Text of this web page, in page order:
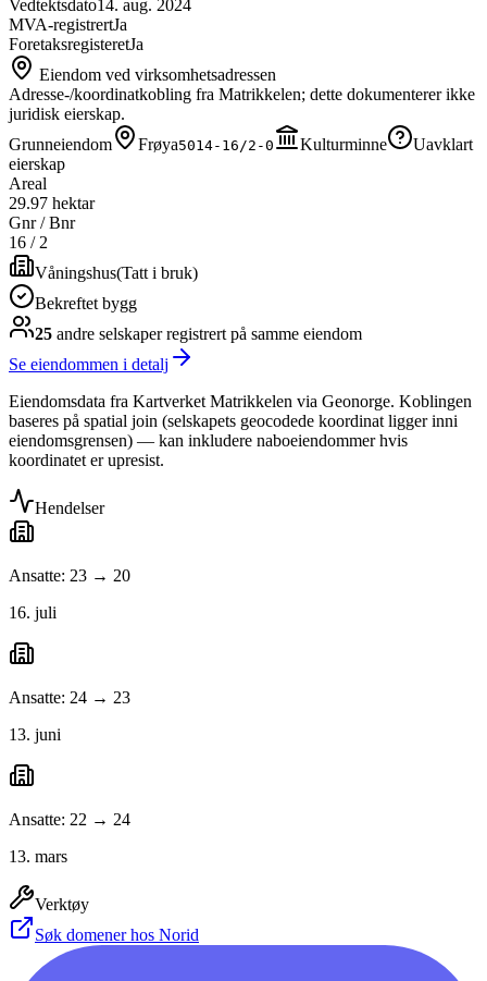
Vedtektsdato14. aug. 2024
MVA-registrertJa
ForetaksregisteretJa
Eiendom ved virksomhetsadressen
Adresse-/koordinatkobling fra Matrikkelen; dette dokumenterer ikke
juridisk eierskap.
Grunneiendom
Frøya5014-16/2-0 Kulturminne
Uavklart
eierskap
Areal
29.97 hektar
Gnr / Bnr
16 /2
Våningshus(Tatt i bruk)
Bekreftet bygg
25 andre selskaperregistrert på samme eiendom
Se eiendommen i detalj
Eiendomsdata fra Kartverket Matrikkelen via Geonorge. Koblingen
baseres på spatial join (selskapets geocodede koordinat ligger inni
eiendomsgrensen) — kan inkludere naboeiendommer hvis
koordinatet er upresist.
Hendelser
Ansatte: 23 → 20
16. juli
Ansatte: 24 → 23
13. juni
Ansatte: 22 → 24
13. mars
Verktøy
Søk domener hos Norid